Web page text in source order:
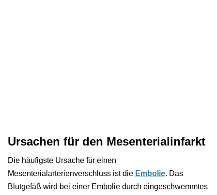
Ursachen für den Mesenterialinfarkt
Die häufigste Ursache für einen
Mesenterialarterienverschluss ist die Embolie. Das
Blutgefäß wird bei einer Embolie durch eingeschwemmtes